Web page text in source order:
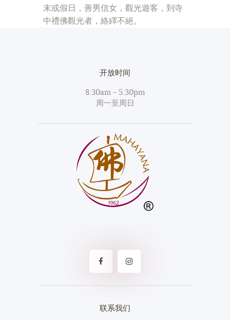
末或假日，善男信女，觀光遊客，到寺
中禮佛觀光者，絡繹不絕。
开放时间
8:30am - 5:30pm
周一至周日
联系我们